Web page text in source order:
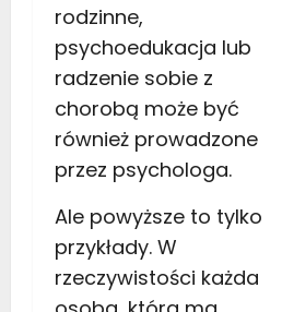
rodzinne,
psychoedukacja lub
radzenie sobie z
chorobą może być
również prowadzone
przez psychologa.
Ale powyższe to tylko
przykłady. W
rzeczywistości każda